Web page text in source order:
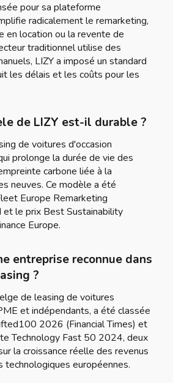
pour sa plateforme
radicalement le remarketing,
en location ou la revente de
traditionnel utilise des
LIZY a imposé un standard
les délais et les coûts pour les
de LIZY est-il durable ?
de voitures d'occasion
prolonge la durée de vie des
carbone liée à la
neuves. Ce modèle a été
Europe Remarketing
le prix Best Sustainability
Europe.
entreprise reconnue dans
?
de leasing de voitures
et indépendants, a été classée
2026 (Financial Times) et
Technology Fast 50 2024, deux
la croissance réelle des revenus
technologiques européennes.